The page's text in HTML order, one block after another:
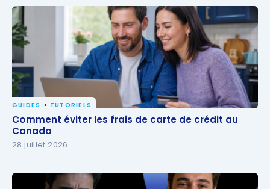
Comment éviter les frais de carte de crédit au
Canada
GUIDES TUTORIELS
Comment éviter les frais de carte de crédit au
Canada
28 juillet 2026